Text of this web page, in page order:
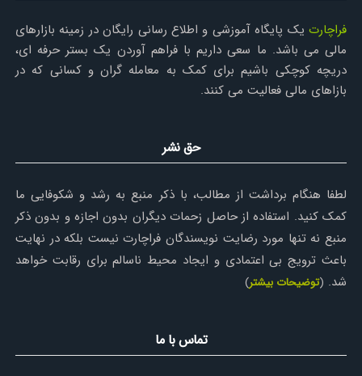
فراچارتیک پایگاه آموزشی و اطلاع رسانی رایگان در زمینه بازارهای
مالی می باشد. ما سعی داریم با فراهم آوردن یک بستر حرفه ای،
دریچه کوچکی باشیم برای کمک به معامله گران و کسانی که در
بازاهای مالی فعالیت می کنند.
حق نشر
لطفا هنگام برداشت از مطالب، با ذکر منبع به رشد و شکوفایی ما
کمک کنید. استفاده از حاصل زحمات دیگران بدون اجازه و بدون ذکر
منبع نه تنها مورد رضایت نویسندگان فراچارت نیست بلکه در نهایت
باعث ترویج بی اعتمادی و ایجاد محیط ناسالم برای رقابت خواهد
شد. (توضیحات بیشتر)
تماس با ما